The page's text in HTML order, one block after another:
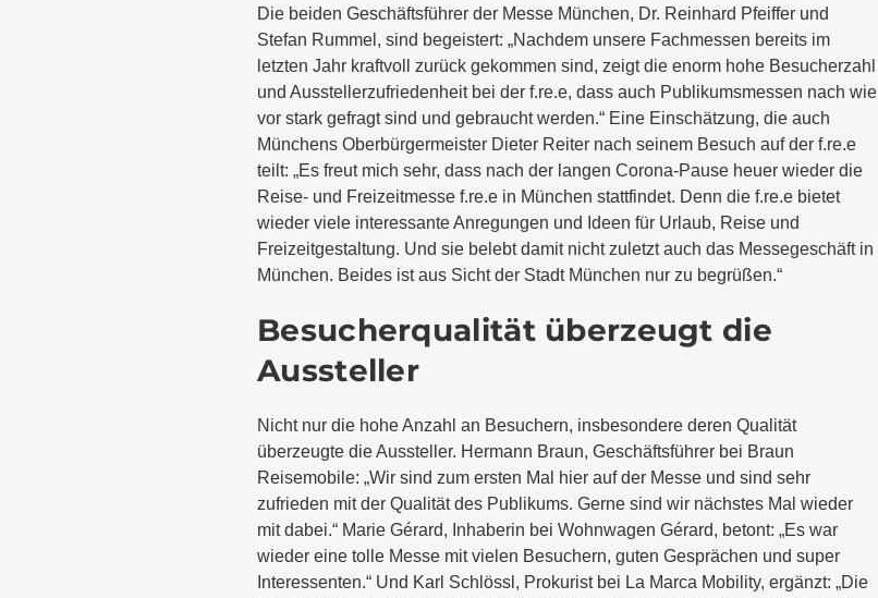
Die beiden Geschäftsführer der Messe München, Dr. Reinhard Pfeiffer und
Stefan Rummel, sind begeistert: „Nachdem unsere Fachmessen bereits im
letzten Jahr kraftvoll zurück gekommen sind, zeigt die enorm hohe Besucherzahl
und Ausstellerzufriedenheit bei der f.re.e, dass auch Publikumsmessen nach wie
vor stark gefragt sind und gebraucht werden.“ Eine Einschätzung, die auch
Münchens Oberbürgermeister Dieter Reiter nach seinem Besuch auf der f.re.e
teilt: „Es freut mich sehr, dass nach der langen Corona-Pause heuer wieder die
Reise- und Freizeitmesse f.re.e in München stattfindet. Denn die f.re.e bietet
wieder viele interessante Anregungen und Ideen für Urlaub, Reise und
Freizeitgestaltung. Und sie belebt damit nicht zuletzt auch das Messegeschäft in
München. Beides ist aus Sicht der Stadt München nur zu begrüßen.“
Besucherqualität überzeugt die
Aussteller
Nicht nur die hohe Anzahl an Besuchern, insbesondere deren Qualität
überzeugte die Aussteller. Hermann Braun, Geschäftsführer bei Braun
Reisemobile: „Wir sind zum ersten Mal hier auf der Messe und sind sehr
zufrieden mit der Qualität des Publikums. Gerne sind wir nächstes Mal wieder
mit dabei.“ Marie Gérard, Inhaberin bei Wohnwagen Gérard, betont: „Es war
wieder eine tolle Messe mit vielen Besuchern, guten Gesprächen und super
Interessenten.“ Und Karl Schlössl, Prokurist bei La Marca Mobility, ergänzt: „Die